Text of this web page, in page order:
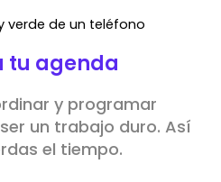
tu agenda
y programar
un trabajo duro. Así
el tiempo.